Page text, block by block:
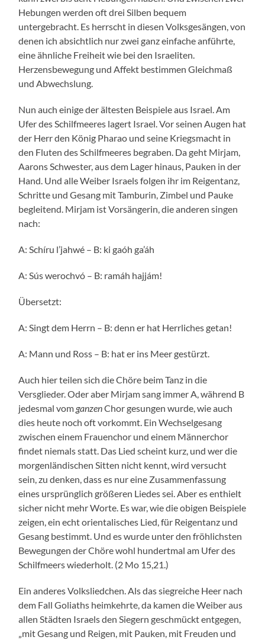
Hebungen werden oft drei Silben bequem
untergebracht. Es herrscht in diesen Volksgesängen, von
denen ich absichtlich nur zwei ganz einfache anführte,
eine ähnliche Freiheit wie bei den Israeliten.
Herzensbewegung und Affekt bestimmen Gleichmaß
und Abwechslung.
Nun auch einige der ältesten Beispiele aus Israel. Am
Ufer des Schilfmeeres lagert Israel. Vor seinen Augen hat
der Herr den König Pharao und seine Kriegsmacht in
den Fluten des Schilfmeeres begraben. Da geht Mirjam,
Aarons Schwester, aus dem Lager hinaus, Pauken in der
Hand. Und alle Weiber Israels folgen ihr im Reigentanz,
Schritte und Gesang mit Tamburin, Zimbel und Pauke
begleitend. Mirjam ist Vorsängerin, die anderen singen
nach:
A: Schíru l’jahwé – B: ki gaóh ga’áh
A: Sús werochvó – B: ramáh hajjám!
Übersetzt:
A: Singt dem Herrn – B: denn er hat Herrliches getan!
A: Mann und Ross – B: hat er ins Meer gestürzt.
Auch hier teilen sich die Chöre beim Tanz in die
Versglieder. Oder aber Mirjam sang immer A, während B
jedesmal vom ganzenChor gesungen wurde, wie auch
dies heute noch oft vorkommt. Ein Wechselgesang
zwischen einem Frauenchor und einem Männerchor
findet niemals statt. Das Lied scheint kurz, und wer die
morgenländischen Sitten nicht kennt, wird versucht
sein, zu denken, dass es nur eine Zusammenfassung
eines ursprünglich größeren Liedes sei. Aber es enthielt
sicher nicht mehr Worte. Es war, wie die obigen Beispiele
zeigen, ein echt orientalisches Lied, für Reigentanz und
Gesang bestimmt. Und es wurde unter den fröhlichsten
Bewegungen der Chöre wohl hundertmal am Ufer des
Schilfmeers wiederholt. (2 Mo 15,21.)
Ein anderes Volksliedchen. Als das siegreiche Heer nach
dem Fall Goliaths heimkehrte, da kamen die Weiber aus
allen Städten Israels den Siegern geschmückt entgegen,
„mit Gesang und Reigen, mit Pauken, mit Freuden und